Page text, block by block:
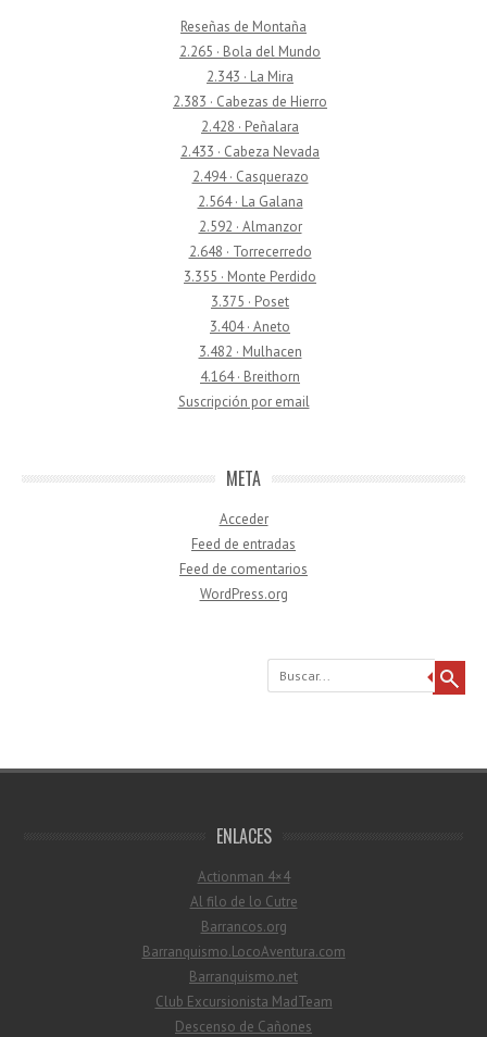
Reseñas de Montaña
2.265 · Bola del Mundo
2.343 · La Mira
2.383 · Cabezas de Hierro
2.428 · Peñalara
2.433 · Cabeza Nevada
2.494 · Casquerazo
2.564 · La Galana
2.592 · Almanzor
2.648 · Torrecerredo
3.355 · Monte Perdido
3.375 · Poset
3.404 · Aneto
3.482 · Mulhacen
4.164 · Breithorn
Suscripción por email
META
Acceder
Feed de entradas
Feed de comentarios
WordPress.org
Buscar
ENLACES
Actionman 4×4
Al filo de lo Cutre
Barrancos.org
Barranquismo.LocoAventura.com
Barranquismo.net
Club Excursionista MadTeam
Descenso de Cañones